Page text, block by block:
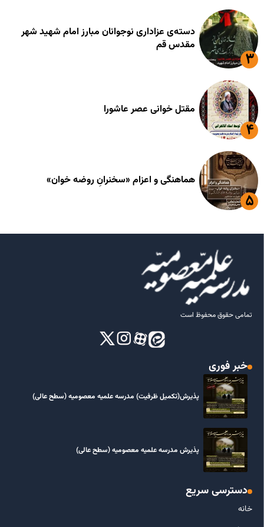
دسته‌ی عزاداری نوجوانان مبارز امام شهید شهر
مقدس قم
مقتل خوانی عصر عاشورا
هماهنگی و اعزام «سخنرانِ روضه خوان»
تمامی حقوق محفوظ است
خبر فوری
پذیرش(تکمیل ظرفیت) مدرسه علمیه معصومیه‌ (سطح عالی)
پذیرش مدرسه علمیه معصومیه‌ (سطح عالی)
دسترسی سریع
خانه